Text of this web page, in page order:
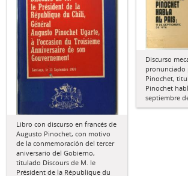
Libro con discurso en francés de
Augusto Pinochet, con motivo
de la conmemoración del tercer
aniversario del Gobierno,
titulado Discours de M. le
Président de la République du
Discurso
pronunciado
Pinochet,
Pinochet
septiembre